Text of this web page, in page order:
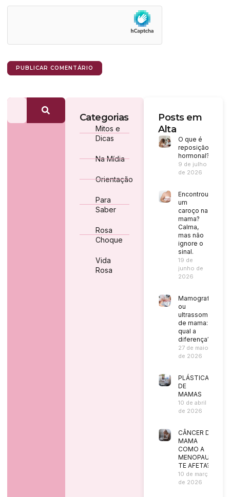
Categorias
Mitos e
Dicas
Na Mídia
Orientação
Para
Saber
Rosa
Choque
Vida
Rosa
Posts em
Alta
O que é
reposição
hormonal?
9 de julho
de 2026
Encontrou
um
caroço na
mama?
Calma,
mas não
ignore o
sinal.
19 de
junho de
2026
Mamografia
ou
ultrassom
de mama:
qual a
diferença?
27 de maio
de 2026
PLÁSTICA
DE
MAMAS
10 de abril
de 2026
CÂNCER DE
MAMA
COMO A
MENOPAUSA
TE AFETA?
10 de março
de 2026